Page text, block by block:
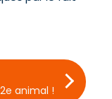
animal !